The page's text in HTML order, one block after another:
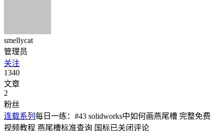
smellycat
管理员
关注
1340
文章
2
粉丝
连载系列 每日一练：#43 solidworks中如何画燕尾槽 完整免费
视频教程 燕尾槽标准查询 国标已关闭评论